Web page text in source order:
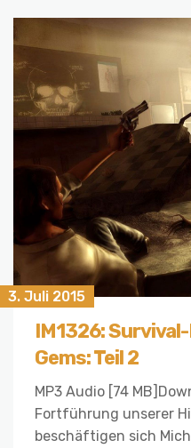
3. Juli 2015
IM1326:
Gems: Teil 2
MP3 Audio [74
Fortführung unserer
beschäftigen sich